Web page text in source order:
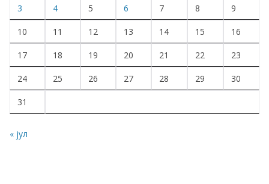
3 4 5 6 7 8 9
10 11 12 13 14 15 16
17 18 19 20 21 22 23
24 25 26 27 28 29 30
31
« јул